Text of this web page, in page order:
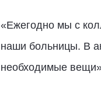
«Ежегодно мы с
наши больницы. В
необходимые